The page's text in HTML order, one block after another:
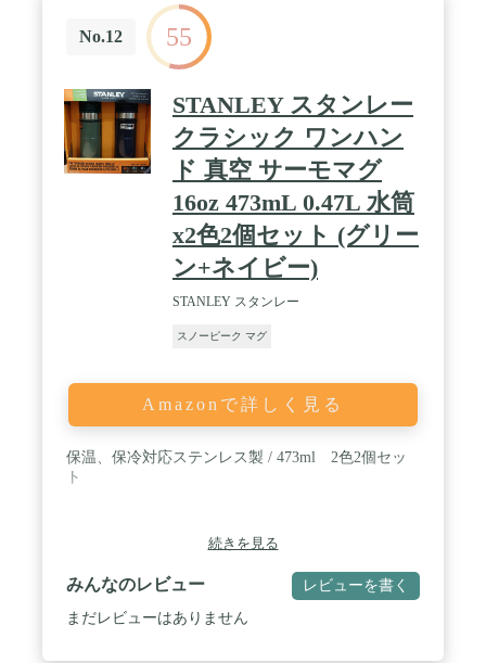
No.12 55
STANLEY スタンレー
クラシック ワンハン
ド 真空 サーモマグ
16oz 473mL 0.47L 水筒
x2色2個セット (グリー
ン+ネイビー)
STANLEY スタンレー
スノーピーク マグ
Amazonで詳しく見る
保温、保冷対応ステンレス製 / 473ml 2色2個セッ
ト
続きを見る
みんなのレビュー レビューを書く
まだレビューはありません